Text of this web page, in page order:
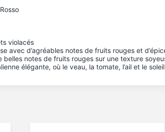
violacés
avec d’agréables notes de fruits rouges et
belles notes de fruits rouges sur une texture
élégante, où le veau, la tomate, l’ail et le